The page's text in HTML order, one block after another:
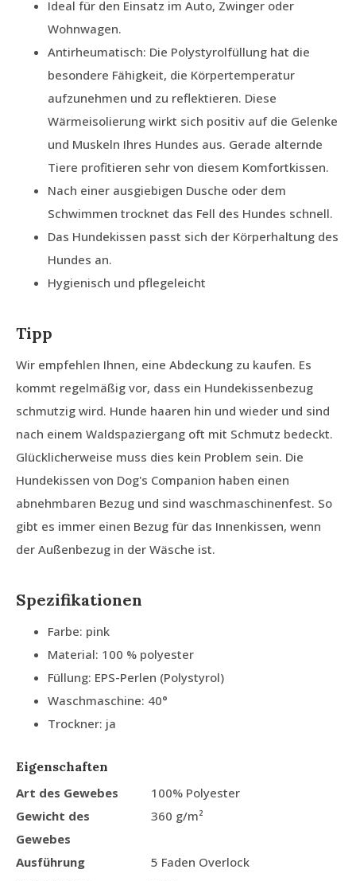
Ideal für den Einsatz im Auto, Zwinger oder
Wohnwagen.
Antirheumatisch: Die Polystyrolfüllung hat die
besondere Fähigkeit, die Körpertemperatur
aufzunehmen und zu reflektieren. Diese
Wärmeisolierung wirkt sich positiv auf die Gelenke
und Muskeln Ihres Hundes aus. Gerade alternde
Tiere profitieren sehr von diesem Komfortkissen.
Nach einer ausgiebigen Dusche oder dem
Schwimmen trocknet das Fell des Hundes schnell.
Das Hundekissen passt sich der Körperhaltung des
Hundes an.
Hygienisch und pflegeleicht
Tipp
Wir empfehlen Ihnen, eine Abdeckung zu kaufen. Es
kommt regelmäßig vor, dass ein Hundekissenbezug
schmutzig wird. Hunde haaren hin und wieder und sind
nach einem Waldspaziergang oft mit Schmutz bedeckt.
Glücklicherweise muss dies kein Problem sein. Die
Hundekissen von Dog's Companion haben einen
abnehmbaren Bezug und sind waschmaschinenfest. So
gibt es immer einen Bezug für das Innenkissen, wenn
der Außenbezug in der Wäsche ist.
Spezifikationen
Farbe: pink
Material: 100 % polyester
Füllung: EPS-Perlen (Polystyrol)
Waschmaschine: 40°
Trockner: ja
Eigenschaften
Art des Gewebes
100% Polyester
Gewicht des
Gewebes
360 g/m²
Ausführung
5 Faden Overlock